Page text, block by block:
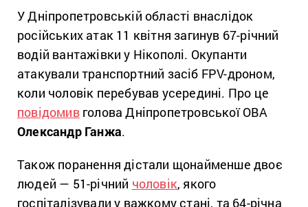
У Дніпропетровській області внаслідок
російських атак 11 квітня загинув 67-річний
водій вантажівки у Нікополі. Окупанти
атакували транспортний засіб FPV-дроном,
коли чоловік перебував усередині. Про це
повідомивголова Дніпропетровської ОВА
Олександр Ганжа.
Також поранення дістали щонайменше двоє
людей — 51-річний чоловік, якого
госпіталізували у важкому стані, та 64-річна